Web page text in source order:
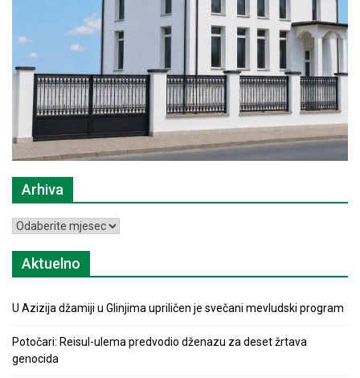
Arhiva
Arhiva
Aktuelno
U Azizija džamiji u Glinjima upriličen je svečani mevludski program
Potočari: Reisul-ulema predvodio dženazu za deset žrtava
genocida